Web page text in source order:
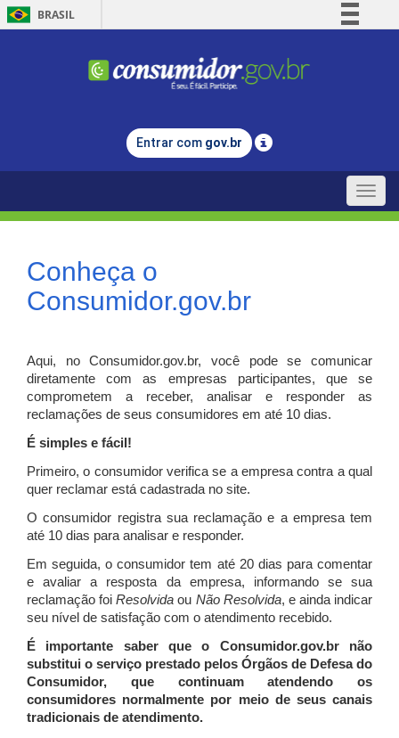
BRASIL
Comunica BR
Legislação
Entrar com gov.br
Toggle
Conheça o
Consumidor.gov.br
Aqui, no Consumidor.gov.br, você pode se comunicar
diretamente com as empresas participantes, que se
comprometem a receber, analisar e responder as
reclamações de seus consumidores em até 10 dias.
É simples e fácil!
Primeiro, o consumidor verifica se a empresa contra a qual
quer reclamar está cadastrada no site.
O consumidor registra sua reclamação e a empresa tem
até 10 dias para analisar e responder.
Em seguida, o consumidor tem até 20 dias para comentar
e avaliar a resposta da empresa, informando se sua
reclamação foiResolvida ou Não Resolvida, e ainda indicar
seu nível de satisfação com o atendimento recebido.
É importante saber que o Consumidor.gov.br não
substitui o serviço prestado pelos Órgãos de Defesa do
Consumidor, que continuam atendendo os
consumidores normalmente por meio de seus canais
tradicionais de atendimento.